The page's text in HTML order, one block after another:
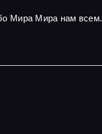
Мира Мира нам всем.